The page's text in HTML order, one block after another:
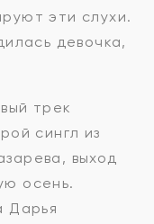
эти слухи.
девочка,
трек
сингл из
выход
осень.
Дарья